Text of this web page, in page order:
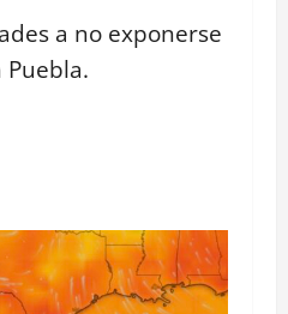
a no exponerse